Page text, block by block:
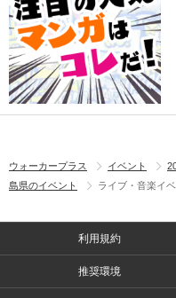
ウォーカープラス イベント
島県のイベント
ライブ・音楽イベ
利用規約
推奨環境